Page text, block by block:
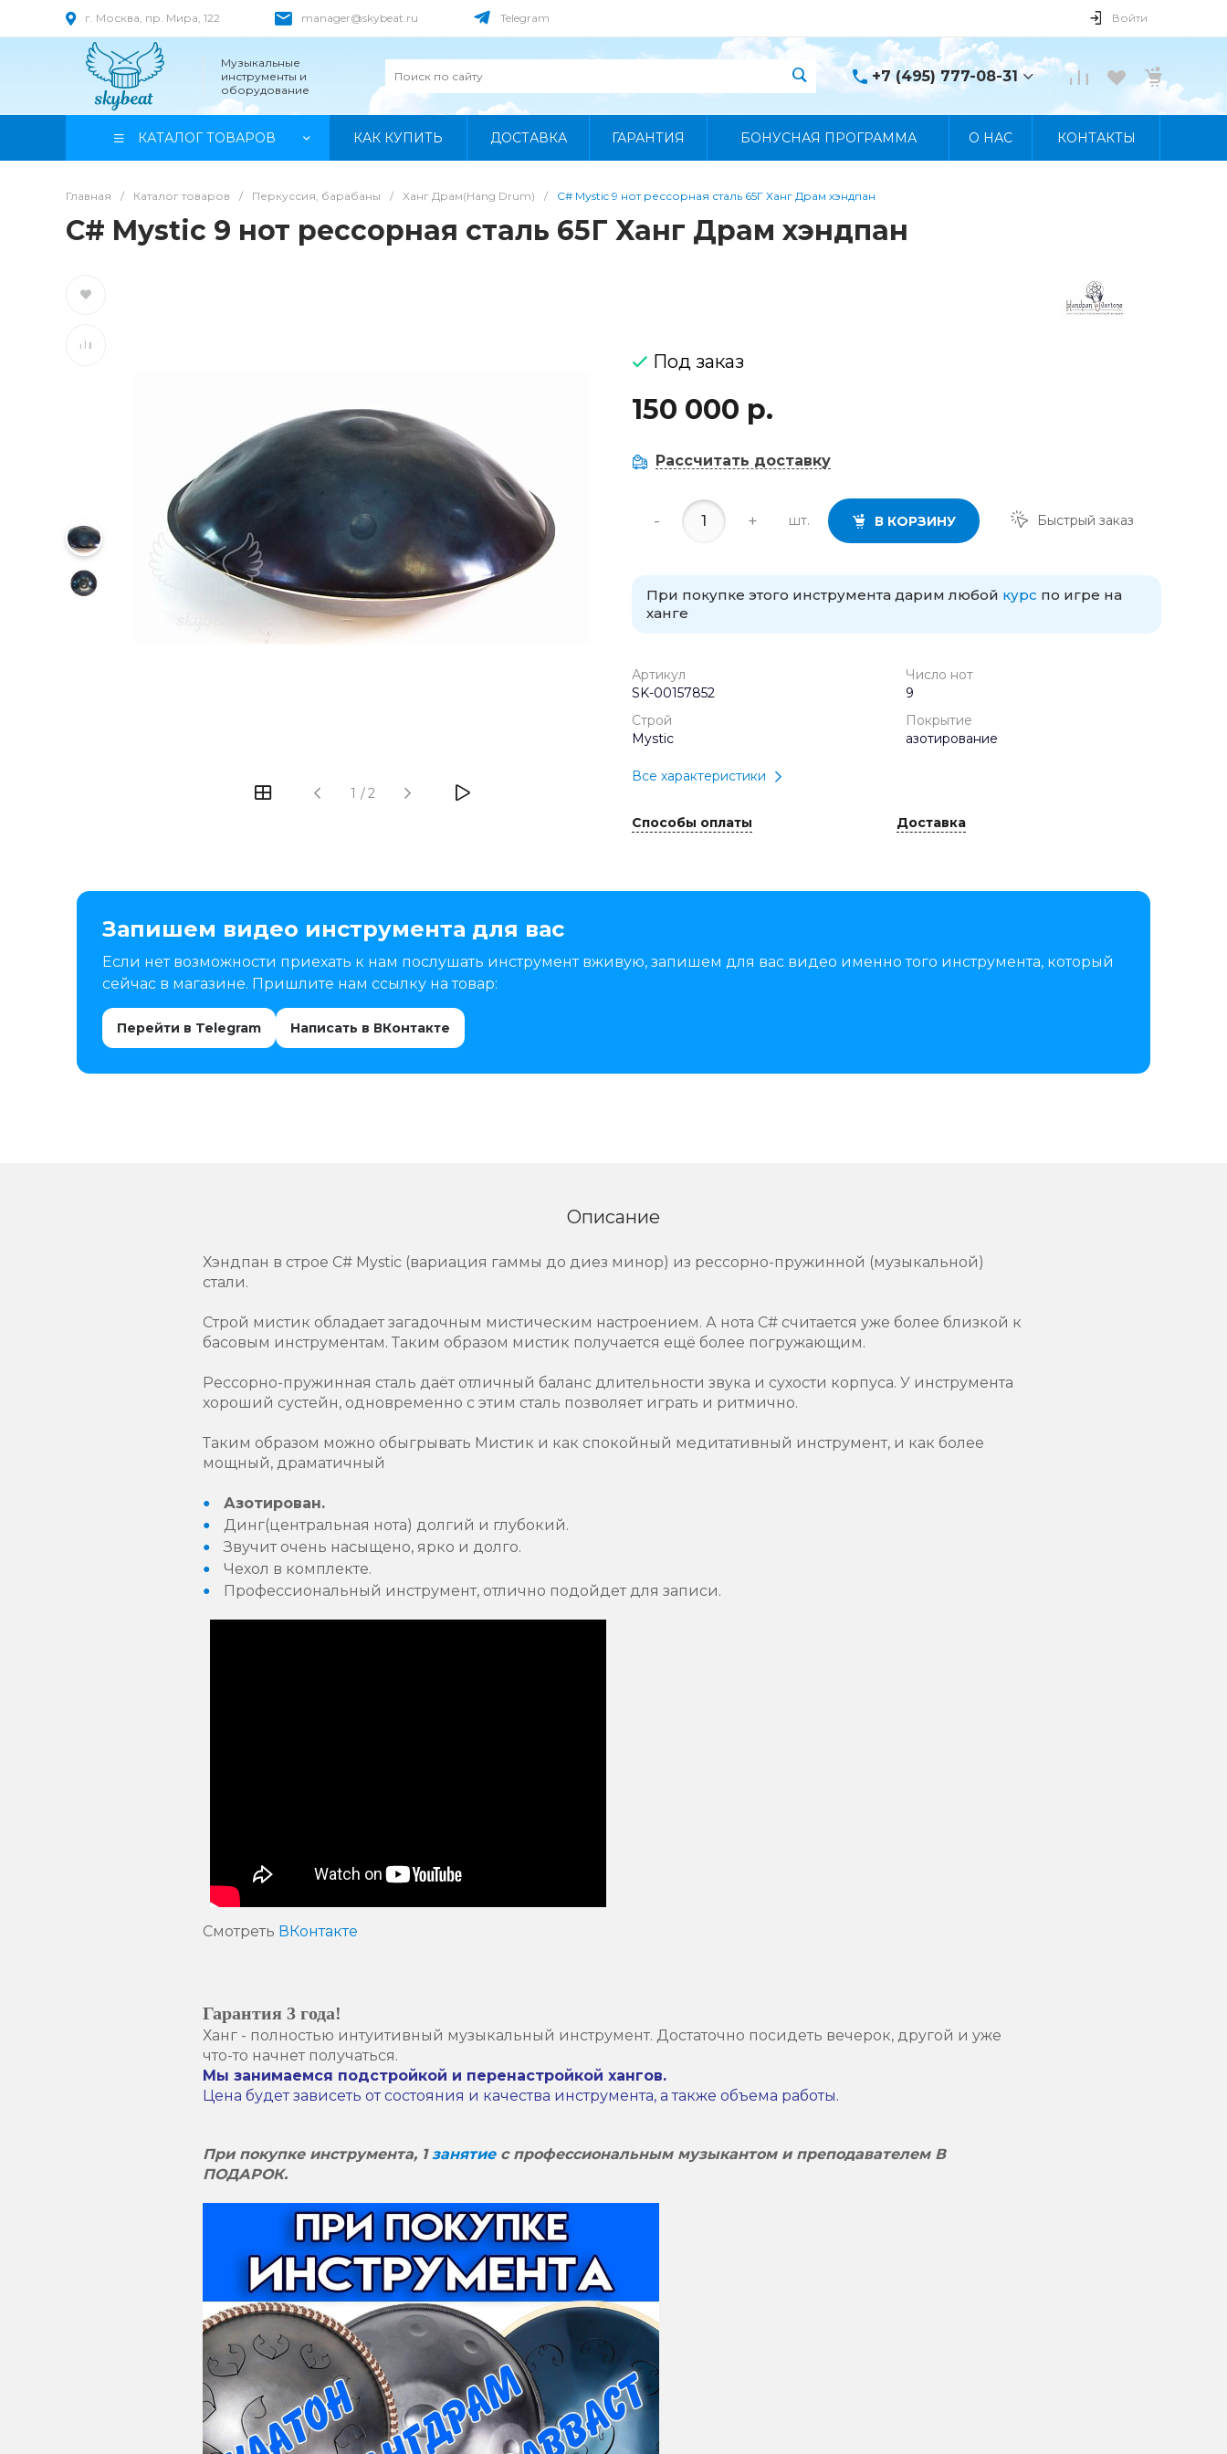
г. Москва, пр. Мира, 122 manager@skybeat.ru Telegram Войти
Музыкальные
инструменты и
оборудование
+7 (495) 777-08-31
+7 (495) 777-08-31
Выходной
КАТАЛОГ ТОВАРОВ КАК КУПИТЬ ДОСТАВКА ГАРАНТИЯ БОНУСНАЯ ПРОГРАММА О НАС КОНТАКТЫ
Главная / Каталог товаров / Перкуссия, барабаны / Ханг Драм(Hang Drum) / C# Mystic 9 нот рессорная сталь 65Г Ханг Драм хэндпан
C# Mystic 9 нот рессорная сталь 65Г Ханг Драм хэндпан
1 /2
Под заказ
150 000 р.
Рассчитать доставку
- + шт. В КОРЗИНУ Быстрый заказ
При покупке этого инструмента дарим любой курс по игре на
ханге
Артикул
SK-00157852
Число нот
9
Строй
Mystic
Покрытие
азотирование
Все характеристики
Способы оплаты Доставка
Запишем видео инструмента для вас
Если нет возможности приехать к нам послушать инструмент вживую, запишем для вас видео именно того инструмента, который
сейчас в магазине. Пришлите нам ссылку на товар:
Перейти в Telegram Написать в ВКонтакте
Описание
Хэндпан в строе С# Mystic (вариация гаммы до диез минор) из рессорно-пружинной (музыкальной)
стали.
Строй мистик обладает загадочным мистическим настроением. А нота С# считается уже более близкой к
басовым инструментам. Таким образом мистик получается ещё более погружающим.
Рессорно-пружинная сталь даёт отличный баланс длительности звука и сухости корпуса. У инструмента
хороший сустейн, одновременно с этим сталь позволяет играть и ритмично.
Таким образом можно обыгрывать Мистик и как спокойный медитативный инструмент, и как более
мощный, драматичный
Азотирован.
Динг(центральная нота) долгий и глубокий.
Звучит очень насыщено, ярко и долго.
Чехол в комплекте.
Профессиональный инструмент, отлично подойдет для записи.
Смотреть ВКонтакте
Гарантия 3 года!
Ханг - полностью интуитивный музыкальный инструмент. Достаточно посидеть вечерок, другой и уже
что-то начнет получаться.
Мы занимаемся подстройкой и перенастройкой хангов.
Цена будет зависеть от состояния и качества инструмента, а также объема работы.
При покупке инструмента, 1занятиес профессиональным музыкантом и преподавателем В
ПОДАРОК.